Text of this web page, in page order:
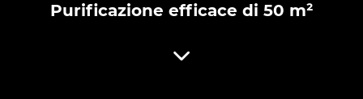
Purificazione efficace di 50 m²